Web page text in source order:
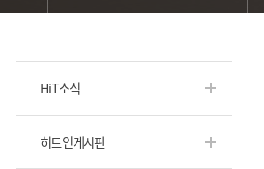
HiT소식
히트인게시판